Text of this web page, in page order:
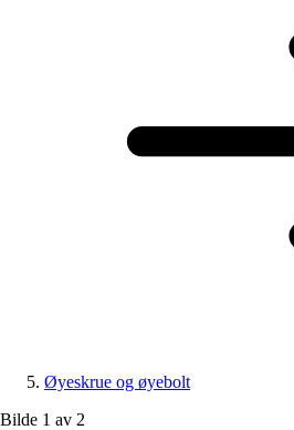
Øyeskrue og øyebolt
Bilde 1 av 2